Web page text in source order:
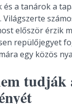
és a tanárok a
először érzik
repülőjegyet
egy közös